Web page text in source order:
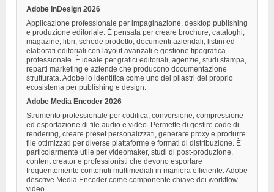
Adobe InDesign 2026
Applicazione professionale per impaginazione, desktop publishing
e produzione editoriale. È pensata per creare brochure, cataloghi,
magazine, libri, schede prodotto, documenti aziendali, listini ed
elaborati editoriali con layout avanzati e gestione tipografica
professionale. È ideale per grafici editoriali, agenzie, studi stampa,
reparti marketing e aziende che producono documentazione
strutturata. Adobe lo identifica come uno dei pilastri del proprio
ecosistema per publishing e design.
Adobe Media Encoder 2026
Strumento professionale per codifica, conversione, compressione
ed esportazione di file audio e video. Permette di gestire code di
rendering, creare preset personalizzati, generare proxy e produrre
file ottimizzati per diverse piattaforme e formati di distribuzione. È
particolarmente utile per videomaker, studi di post-produzione,
content creator e professionisti che devono esportare
frequentemente contenuti multimediali in maniera efficiente. Adobe
descrive Media Encoder come componente chiave dei workflow
video.